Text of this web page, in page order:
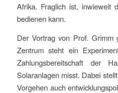
Afrika. Fraglich ist, inwieweit
bedienen kann.
Der Vortrag von Prof. Grimm
Zentrum steht ein
Zahlungsbereitschaft der
Solaranlagen misst. Dabei
Vorgehen auch